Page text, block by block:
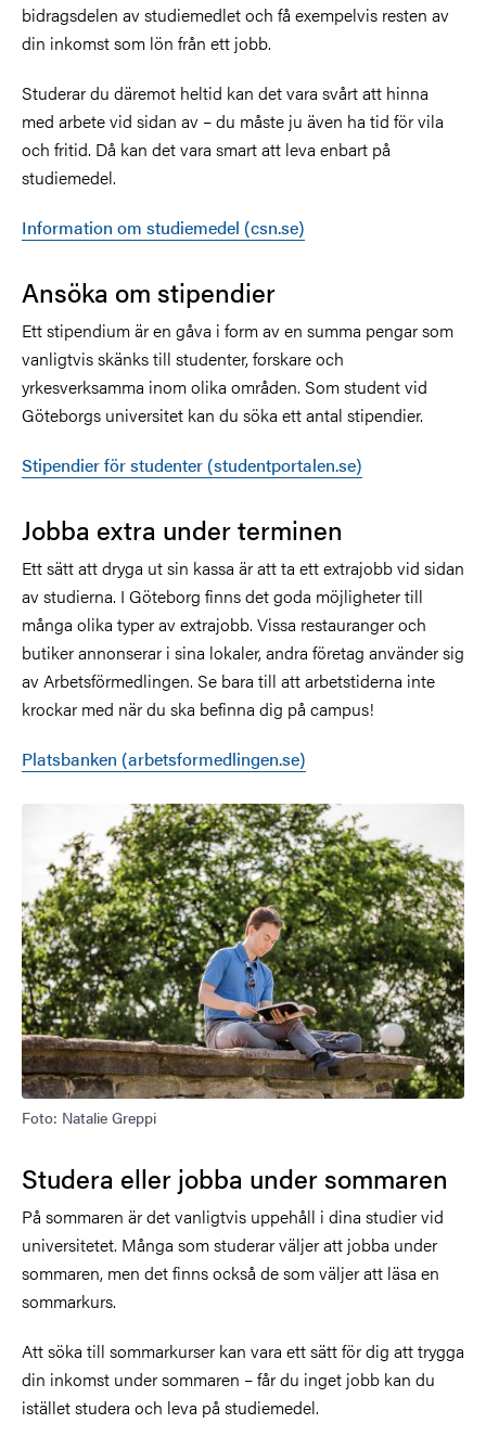
bidragsdelen av studiemedlet och få exempelvis resten av
din inkomst som lön från ett jobb.
Studerar du däremot heltid kan det vara svårt att hinna
med arbete vid sidan av – du måste ju även ha tid för vila
och fritid. Då kan det vara smart att leva enbart på
studiemedel.
Information om studiemedel (csn.se)
Ansöka om stipendier
Ett stipendium är en gåva i form av en summa pengar som
vanligtvis skänks till studenter, forskare och
yrkesverksamma inom olika områden. Som student vid
Göteborgs universitet kan du söka ett antal stipendier.
Stipendier för studenter (studentportalen.se)
Jobba extra under terminen
Ett sätt att dryga ut sin kassa är att ta ett extrajobb vid sidan
av studierna. I Göteborg finns det goda möjligheter till
många olika typer av extrajobb. Vissa restauranger och
butiker annonserar i sina lokaler, andra företag använder sig
av Arbetsförmedlingen. Se bara till att arbetstiderna inte
krockar med när du ska befinna dig på campus!
Platsbanken (arbetsformedlingen.se)
Foto: Natalie Greppi
Studera eller jobba under sommaren
På sommaren är det vanligtvis uppehåll i dina studier vid
universitetet. Många som studerar väljer att jobba under
sommaren, men det finns också de som väljer att läsa en
sommarkurs.
Att söka till sommarkurser kan vara ett sätt för dig att trygga
din inkomst under sommaren – får du inget jobb kan du
istället studera och leva på studiemedel.